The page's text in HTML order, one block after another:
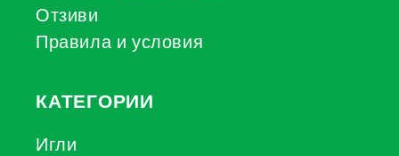
Отзиви
Правила и условия
КАТЕГОРИИ
Игли